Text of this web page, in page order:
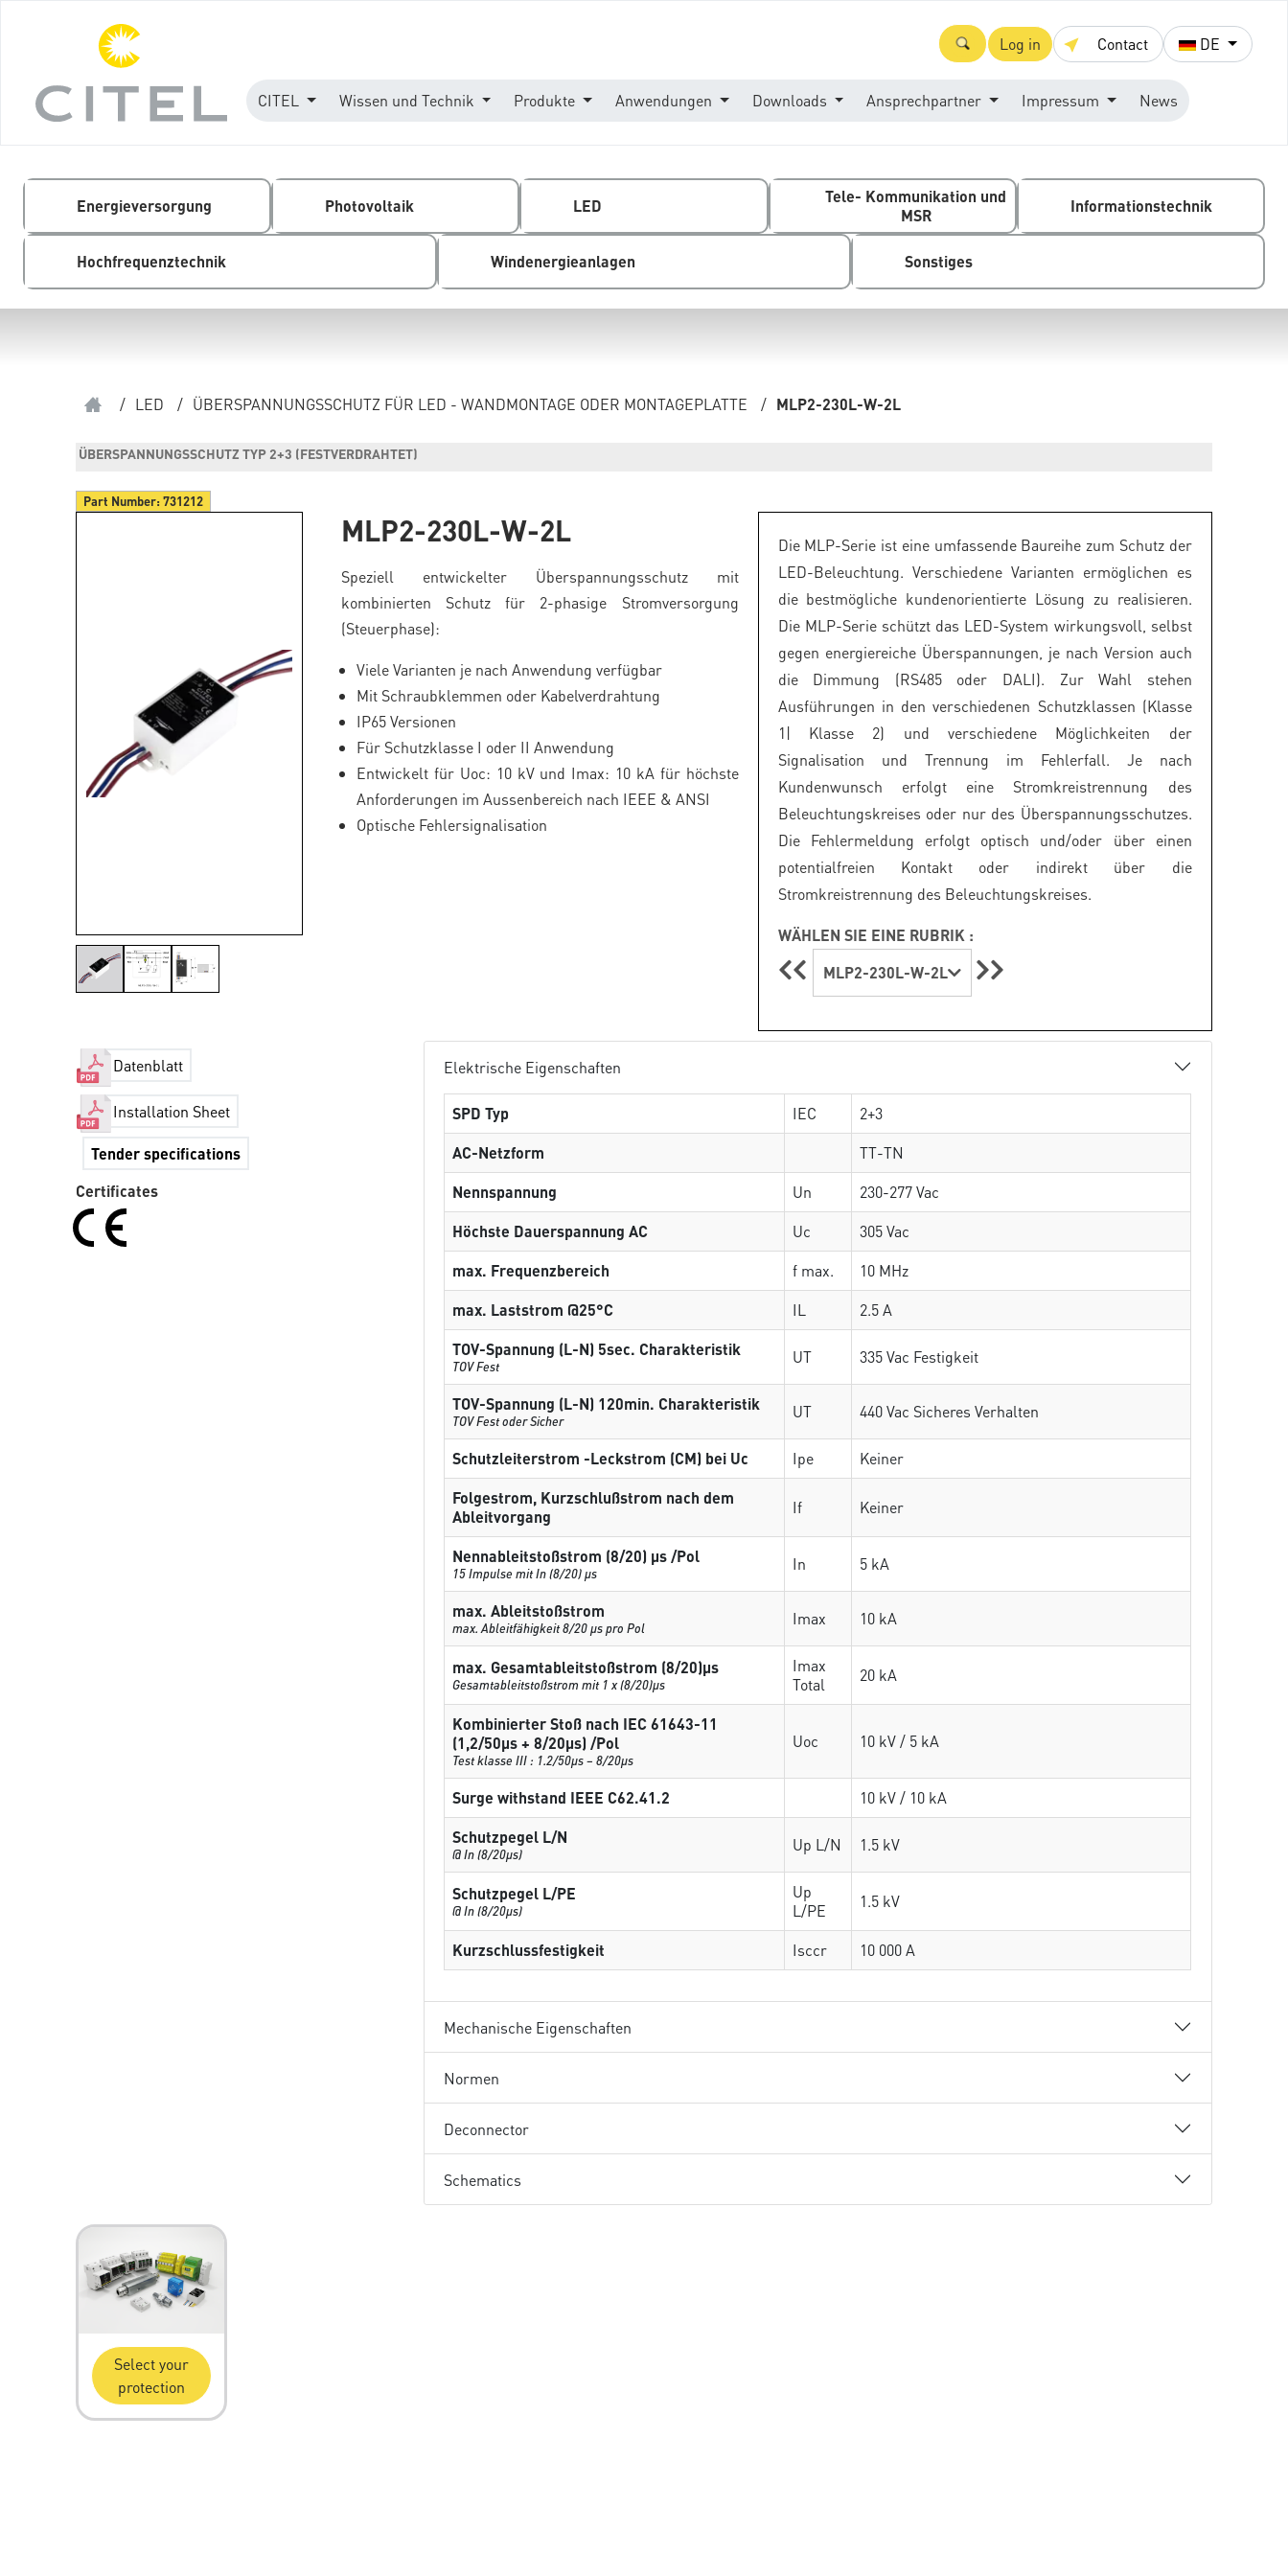
Log in Contact DE
CITEL Wissen und Technik Produkte Anwendungen Downloads Ansprechpartner Impressum News
Energieversorgung Photovoltaik LED
Tele- Kommunikation und
MSR
Informationstechnik
Hochfrequenztechnik Windenergieanlagen Sonstiges
/ LED / ÜBERSPANNUNGSSCHUTZ FÜR LED - WANDMONTAGE ODER MONTAGEPLATTE / MLP2-230L-W-2L
ÜBERSPANNUNGSSCHUTZ TYP 2+3 (FESTVERDRAHTET)
Part Number:731212
MLP2-230L-W-2L
Speziell entwickelter Überspannungsschutz mit
kombinierten Schutz für 2-phasige Stromversorgung
(Steuerphase):
Viele Varianten je nach Anwendung verfügbar
Mit Schraubklemmen oder Kabelverdrahtung
IP65 Versionen
Für Schutzklasse I oder II Anwendung
Entwickelt für Uoc: 10 kV und Imax: 10 kA für höchste
Anforderungen im Aussenbereich nach IEEE & ANSI
Optische Fehlersignalisation
Die MLP-Serie ist eine umfassende Baureihe zum Schutz der
LED-Beleuchtung. Verschiedene Varianten ermöglichen es
die bestmögliche kundenorientierte Lösung zu realisieren.
Die MLP-Serie schützt das LED-System wirkungsvoll, selbst
gegen energiereiche Überspannungen, je nach Version auch
die Dimmung (RS485 oder DALI). Zur Wahl stehen
Ausführungen in den verschiedenen Schutzklassen (Klasse
1| Klasse 2) und verschiedene Möglichkeiten der
Signalisation und Trennung im Fehlerfall. Je nach
Kundenwunsch erfolgt eine Stromkreistrennung des
Beleuchtungskreises oder nur des Überspannungsschutzes.
Die Fehlermeldung erfolgt optisch und/oder über einen
potentialfreien Kontakt oder indirekt über die
Stromkreistrennung des Beleuchtungskreises.
WÄHLEN SIE EINE RUBRIK :
MLP2-230L-W-2L
Datenblatt
Installation Sheet
Tender specifications
Certificates
Elektrische Eigenschaften
SPD Typ IEC
2+3
AC-Netzform
TT-TN
Nennspannung
Un
230-277 Vac
Höchste Dauerspannung AC
Uc
305 Vac
max. Frequenzbereich
f max.
10 MHz
max. Laststrom @25°C
IL
2.5 A
TOV-Spannung (L-N) 5sec. Charakteristik
TOV Fest UT 335 Vac Festigkeit
TOV-Spannung (L-N) 120min. Charakteristik
TOV Fest oder Sicher UT 440 Vac Sicheres Verhalten
Schutzleiterstrom -Leckstrom (CM) bei Uc Ipe
Keiner
Folgestrom, Kurzschlußstrom nach dem
Ableitvorgang
If Keiner
Nennableitstoßstrom (8/20) µs /Pol
15 Impulse mit In (8/20) µs In 5 kA
max. Ableitstoßstrom
max. Ableitfähigkeit 8/20 µs pro Pol Imax 10 kA
max. Gesamtableitstoßstrom (8/20)µs
Gesamtableitstoßstrom mit 1 x (8/20)µs
Imax
Total
20 kA
Kombinierter Stoß nach IEC 61643-11
(1,2/50µs + 8/20µs) /Pol
Test klasse III : 1.2/50µs – 8/20µs
Uoc 10 kV / 5 kA
Surge withstand IEEE C62.41.2
10 kV / 10 kA
Schutzpegel L/N
@ In (8/20µs) Up L/N 1.5 kV
Schutzpegel L/PE
@ In (8/20µs)
Up
L/PE
1.5 kV
Kurzschlussfestigkeit Isccr 10 000 A
Mechanische Eigenschaften
Normen
Deconnector
Schematics
Select your
protection